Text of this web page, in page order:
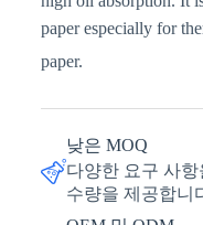
paper especially for
paper.
낮은 MOQ
다양한 요구 사
수량을 제공합니